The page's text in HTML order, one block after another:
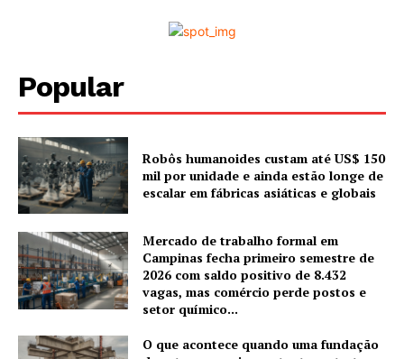
Popular
Robôs humanoides custam até US$ 150
mil por unidade e ainda estão longe de
escalar em fábricas asiáticas e globais
Mercado de trabalho formal em
Campinas fecha primeiro semestre de
2026 com saldo positivo de 8.432
vagas, mas comércio perde postos e
setor químico...
O que acontece quando uma fundação